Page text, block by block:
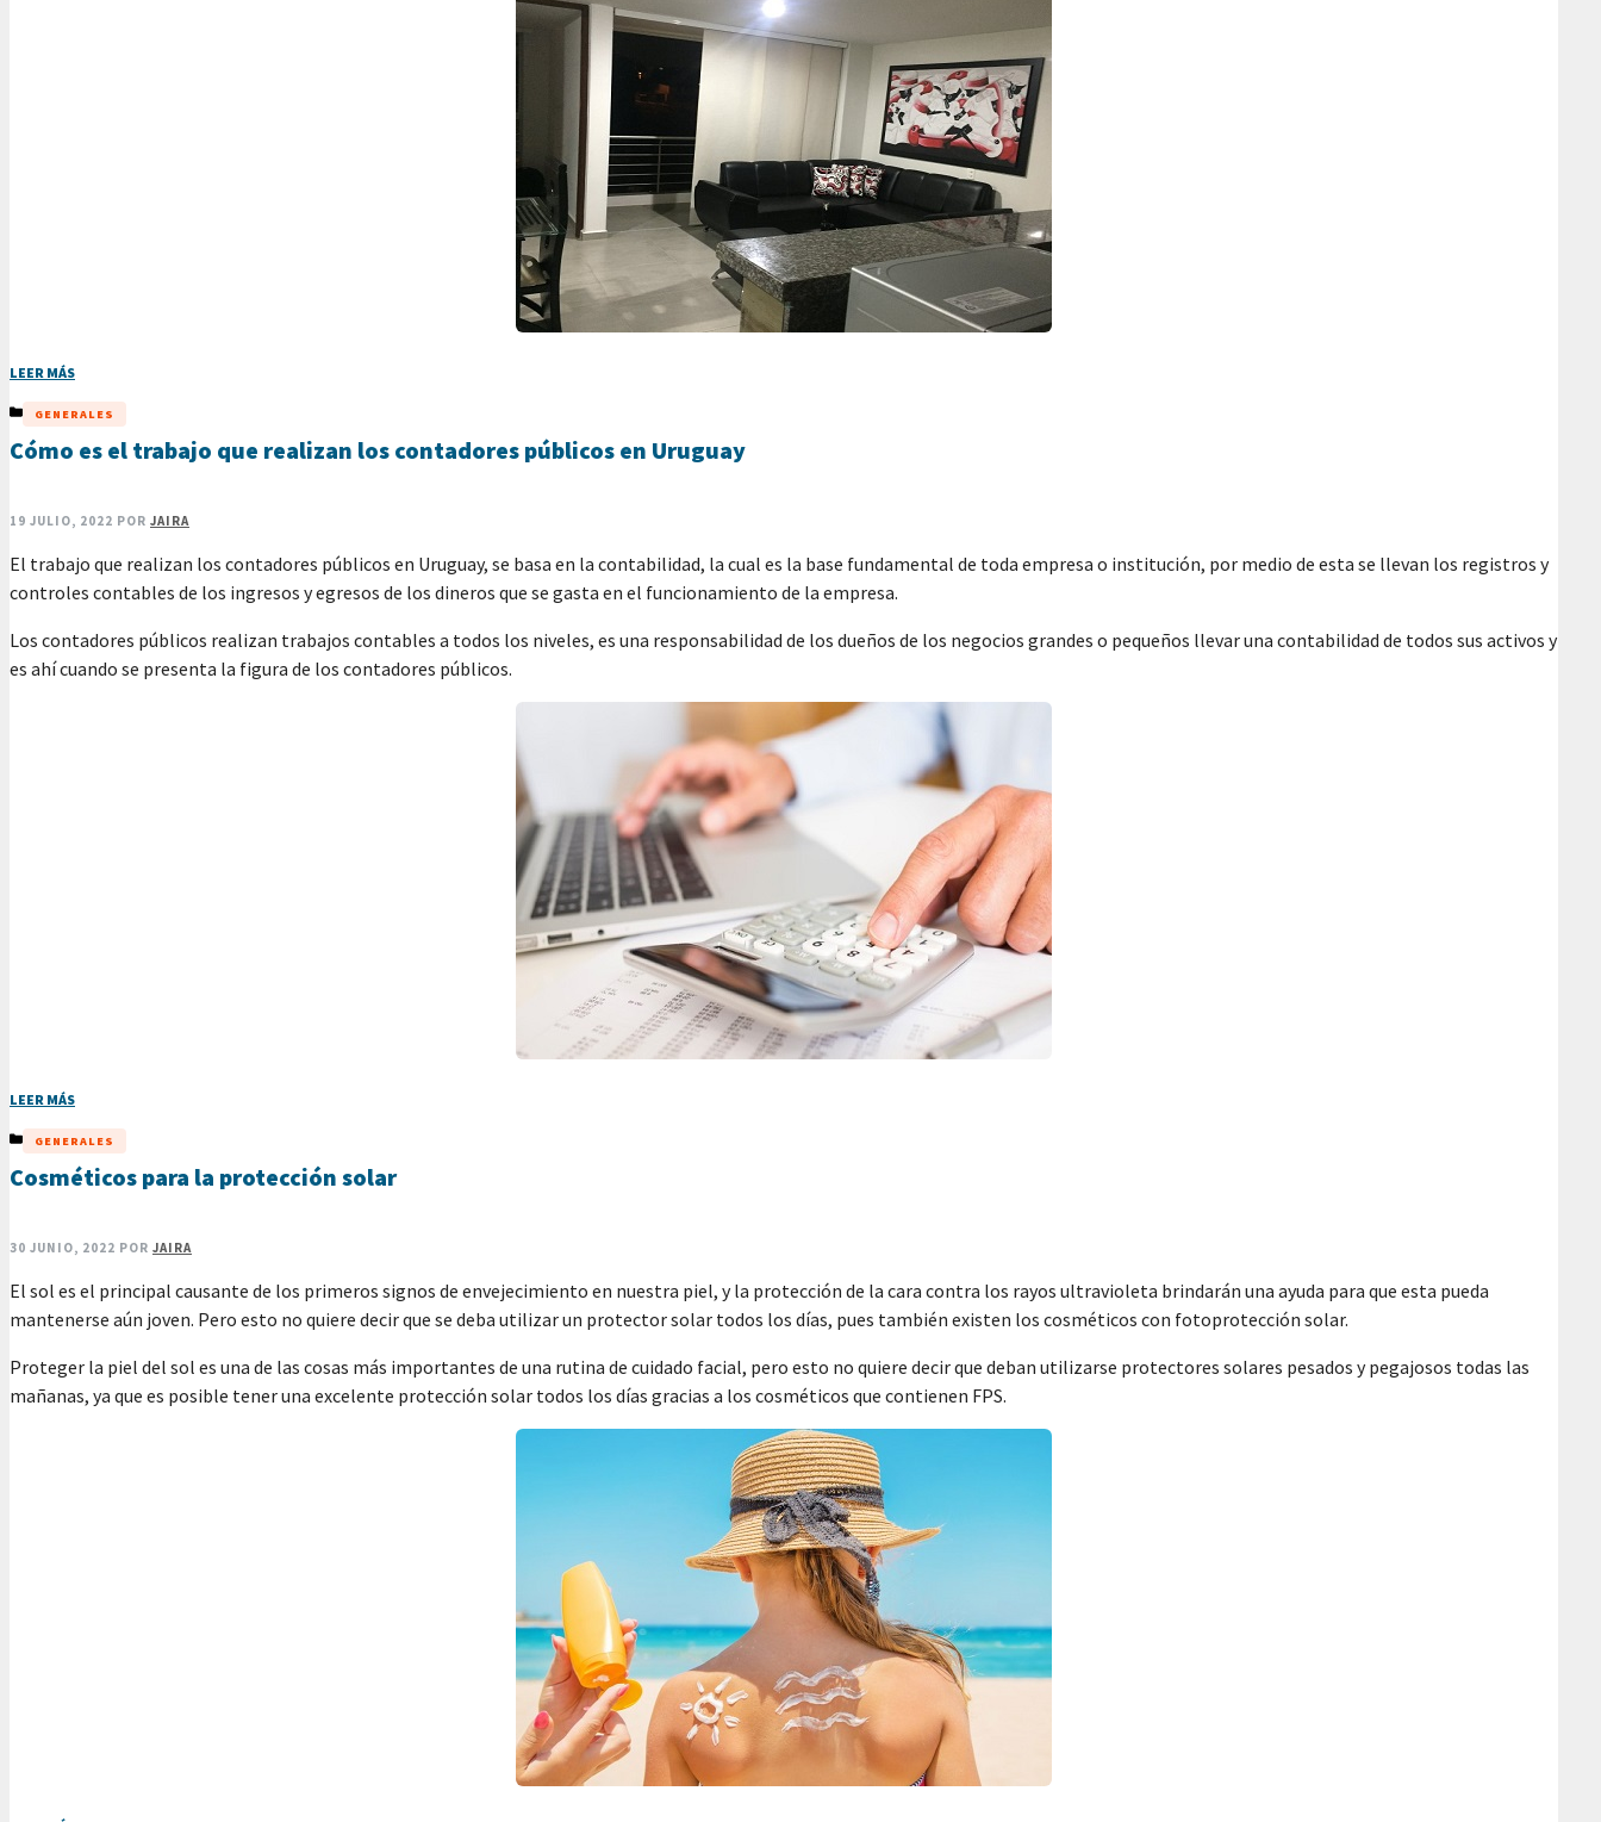
LEER MÁS
CATEGORÍAS
GENERALES
Cómo es el trabajo que realizan los contadores públicos en Uruguay
19 JULIO, 2022 POR JAIRA
El trabajo que realizan los contadores públicos en Uruguay, se basa en la contabilidad, la cual es la base fundamental de toda empresa o institución, por medio de esta se llevan los registros y
controles contables de los ingresos y egresos de los dineros que se gasta en el funcionamiento de la empresa.
Los contadores públicos realizan trabajos contables a todos los niveles, es una responsabilidad de los dueños de los negocios grandes o pequeños llevar una contabilidad de todos sus activos y
es ahí cuando se presenta la figura de los contadores públicos.
LEER MÁS
CATEGORÍAS
GENERALES
Cosméticos para la protección solar
30 JUNIO, 2022 POR JAIRA
El sol es el principal causante de los primeros signos de envejecimiento en nuestra piel, y la protección de la cara contra los rayos ultravioleta brindarán una ayuda para que esta pueda
mantenerse aún joven. Pero esto no quiere decir que se deba utilizar un protector solar todos los días, pues también existen los cosméticos con fotoprotección solar.
Proteger la piel del sol es una de las cosas más importantes de una rutina de cuidado facial, pero esto no quiere decir que deban utilizarse protectores solares pesados y pegajosos todas las
mañanas, ya que es posible tener una excelente protección solar todos los días gracias a los cosméticos que contienen FPS.